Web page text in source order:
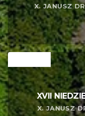
X. JANUSZ
XVII
X. JANUSZ